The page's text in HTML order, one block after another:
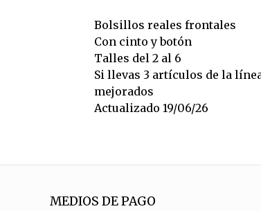
Bolsillos reales frontales
Con cinto y botón
Talles del 2 al 6
Si llevas 3 artículos de la
mejorados
Actualizado 19/06/26
MEDIOS DE PAGO